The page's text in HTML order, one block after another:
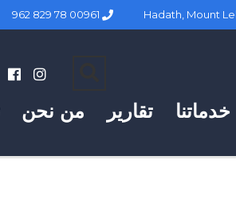
من نحن تقارير خدماتنا